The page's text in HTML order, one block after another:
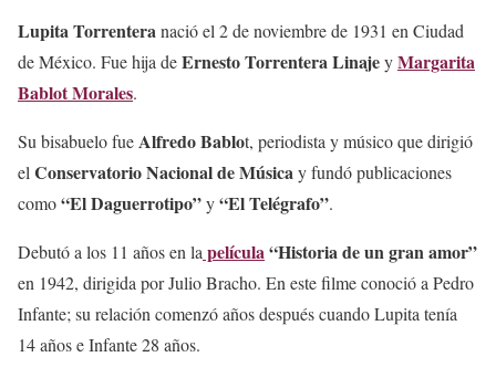
Lupita Torrentera nació el 2 de noviembre de 1931 en Ciudad
de México. Fue hija deErnesto Torrentera LinajeyMargarita
Bablot Morales.
Su bisabuelo fue Alfredo Bablot, periodista y músico que dirigió
el Conservatorio Nacional de Música y fundó publicaciones
como“El Daguerrotipo”y“El Telégrafo”.
Debutó a los 11 años en la película “Historia de un gran amor”
en 1942, dirigida por Julio Bracho. En este filme conoció a Pedro
Infante; su relación comenzó años después cuando Lupita tenía
14 años e Infante 28 años.